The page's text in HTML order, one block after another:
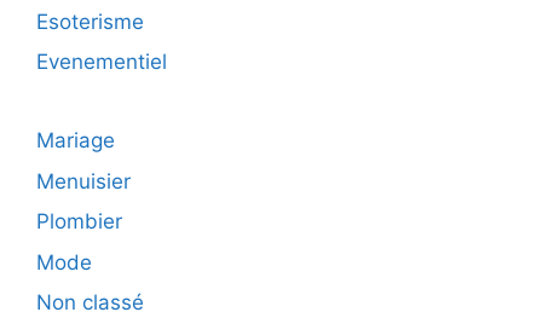
Esoterisme
Evenementiel
Mariage
Menuisier
Plombier
Mode
Non classé